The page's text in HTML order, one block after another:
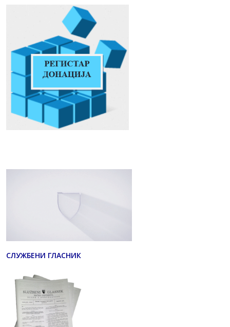
СЛУЖБЕНИ ГЛАСНИК